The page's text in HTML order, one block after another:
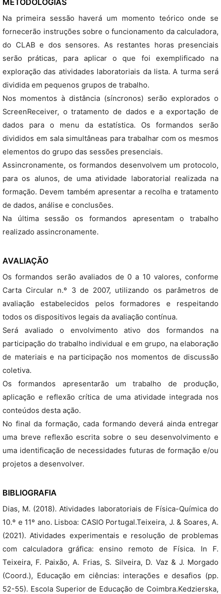
METODOLOGIAS
Na primeira sessão haverá um momento teórico onde se
fornecerão instruções sobre o funcionamento da calculadora,
do CLAB e dos sensores. As restantes horas presenciais
serão práticas, para aplicar o que foi exemplificado na
exploração das atividades laboratoriais da lista. A turma será
dividida em pequenos grupos de trabalho.
Nos momentos à distância (síncronos) serão explorados o
ScreenReceiver, o tratamento de dados e a exportação de
dados para o menu da estatística. Os formandos serão
divididos em sala simultâneas para trabalhar com os mesmos
elementos do grupo das sessões presenciais.
Assincronamente, os formandos desenvolvem um protocolo,
para os alunos, de uma atividade laboratorial realizada na
formação. Devem também apresentar a recolha e tratamento
de dados, análise e conclusões.
Na última sessão os formandos apresentam o trabalho
realizado assincronamente.
AVALIAÇÃO
Os formandos serão avaliados de 0 a 10 valores, conforme
Carta Circular n.º 3 de 2007, utilizando os parâmetros de
avaliação estabelecidos pelos formadores e respeitando
todos os dispositivos legais da avaliação contínua.
Será avaliado o envolvimento ativo dos formandos na
participação do trabalho individual e em grupo, na elaboração
de materiais e na participação nos momentos de discussão
coletiva.
Os formandos apresentarão um trabalho de produção,
aplicação e reflexão crítica de uma atividade integrada nos
conteúdos desta ação.
No final da formação, cada formando deverá ainda entregar
uma breve reflexão escrita sobre o seu desenvolvimento e
uma identificação de necessidades futuras de formação e/ou
projetos a desenvolver.
BIBLIOGRAFIA
Dias, M. (2018). Atividades laboratoriais de Física-Química do
10.º e 11º ano. Lisboa: CASIO Portugal.Teixeira, J. & Soares, A.
(2021). Atividades experimentais e resolução de problemas
com calculadora gráfica: ensino remoto de Física. In F.
Teixeira, F. Paixão, A. Frias, S. Silveira, D. Vaz & J. Morgado
(Coord.), Educação em ciências: interações e desafios (pp.
52-55). Escola Superior de Educação de Coimbra.Kedzierska,